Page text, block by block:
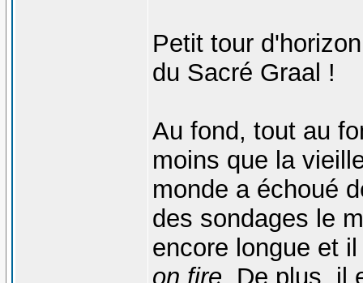
Petit tour
du Sacré Graal !
Au fond, tout au
moins que la
monde a échoué
des sondages le
encore longue et
on fire. De plus, il